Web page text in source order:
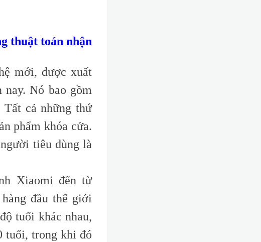
thuật toán nhận
mới, được xuất
Nó bao gồm
Tất cả những thứ
phẩm khóa cửa.
tiêu dùng là
Xiaomi đến từ
đầu thế giới
tuổi khác nhau,
tuổi, trong khi đó